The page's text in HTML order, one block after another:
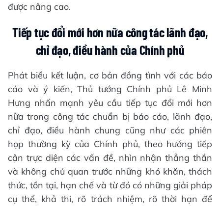
được nâng cao.
Tiếp tục đổi mới hơn nữa công tác lãnh đạo,
chỉ đạo, điều hành của Chính phủ
Phát biểu kết luận, cơ bản đồng tình với các báo
cáo và ý kiến, Thủ tướng Chính phủ Lê Minh
Hưng nhấn mạnh yêu cầu tiếp tục đổi mới hơn
nữa trong công tác chuẩn bị báo cáo, lãnh đạo,
chỉ đạo, điều hành chung cũng như các phiên
họp thường kỳ của Chính phủ, theo hướng tiếp
cận trực diện các vấn đề, nhìn nhận thẳng thắn
và không chủ quan trước những khó khăn, thách
thức, tồn tại, hạn chế và từ đó có những giải pháp
cụ thể, khả thi, rõ trách nhiệm, rõ thời hạn để